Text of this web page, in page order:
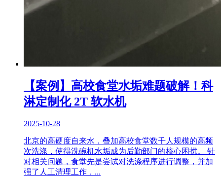
【案例】高校食堂水垢难题破解！科
淋定制化 2T 软水机
2025-10-28
北京的高硬度自来水，叠加高校食堂数千人规模的高频
次洗涤，使得洗碗机水垢成为后勤部门的核心困扰。 针
对相关问题，食堂先是尝试对洗涤程序进行调整，并加
强了人工清理工作，...